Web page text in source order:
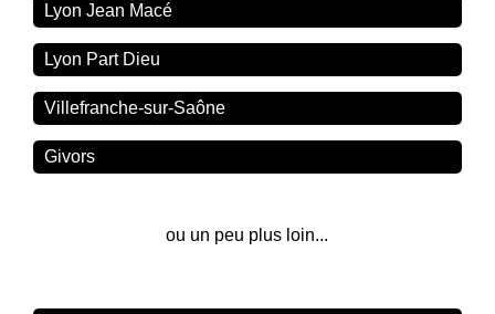
Lyon Jean Macé
Lyon Part Dieu
Villefranche-sur-Saône
Givors
ou un peu plus loin...